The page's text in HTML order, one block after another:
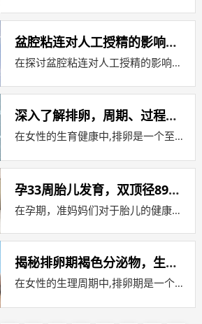
盆腔粘连对人工授精的影响，深入解析与应对策略
在探讨盆腔粘连对人工授精的影响之前，我们首先需要了解盆腔粘连是什么，以及人工授精的基本原理，盆腔粘连是指盆腔内器官之间或器官与周...
深入了解排卵，周期、过程与健康
在女性的生育健康中,排卵是一个至关重要的过程，它不仅关系到女性的月经周期，还直接影响到怀孕的可能性，本文将深入探讨排卵的正确概念...
孕33周胎儿发育，双顶径89mm的解读与健康指南
在孕期，准妈妈们对于胎儿的健康状况总是充满了好奇和关心，随着孕期的推进，胎儿的各个器官和身体部位都在不断地发育和成熟，孕33周，...
揭秘排卵期褐色分泌物，生理现象还是健康警示？
在女性的生理周期中,排卵期是一个关键时期，它不仅关系到生育能力，还可能影响着女性的身体健康，许多女性在排卵期可能会注意到一些身体...